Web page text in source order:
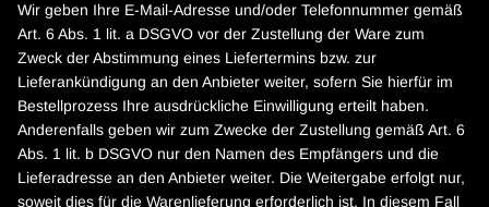
Wir geben Ihre E-Mail-Adresse und/oder Telefonnummer gemäß
Art. 6 Abs. 1 lit. a DSGVO vor der Zustellung der Ware zum
Zweck der Abstimmung eines Liefertermins bzw. zur
Lieferankündigung an den Anbieter weiter, sofern Sie hierfür im
Bestellprozess Ihre ausdrückliche Einwilligung erteilt haben.
Anderenfalls geben wir zum Zwecke der Zustellung gemäß Art. 6
Abs. 1 lit. b DSGVO nur den Namen des Empfängers und die
Lieferadresse an den Anbieter weiter. Die Weitergabe erfolgt nur,
soweit dies für die Warenlieferung erforderlich ist. In diesem Fall